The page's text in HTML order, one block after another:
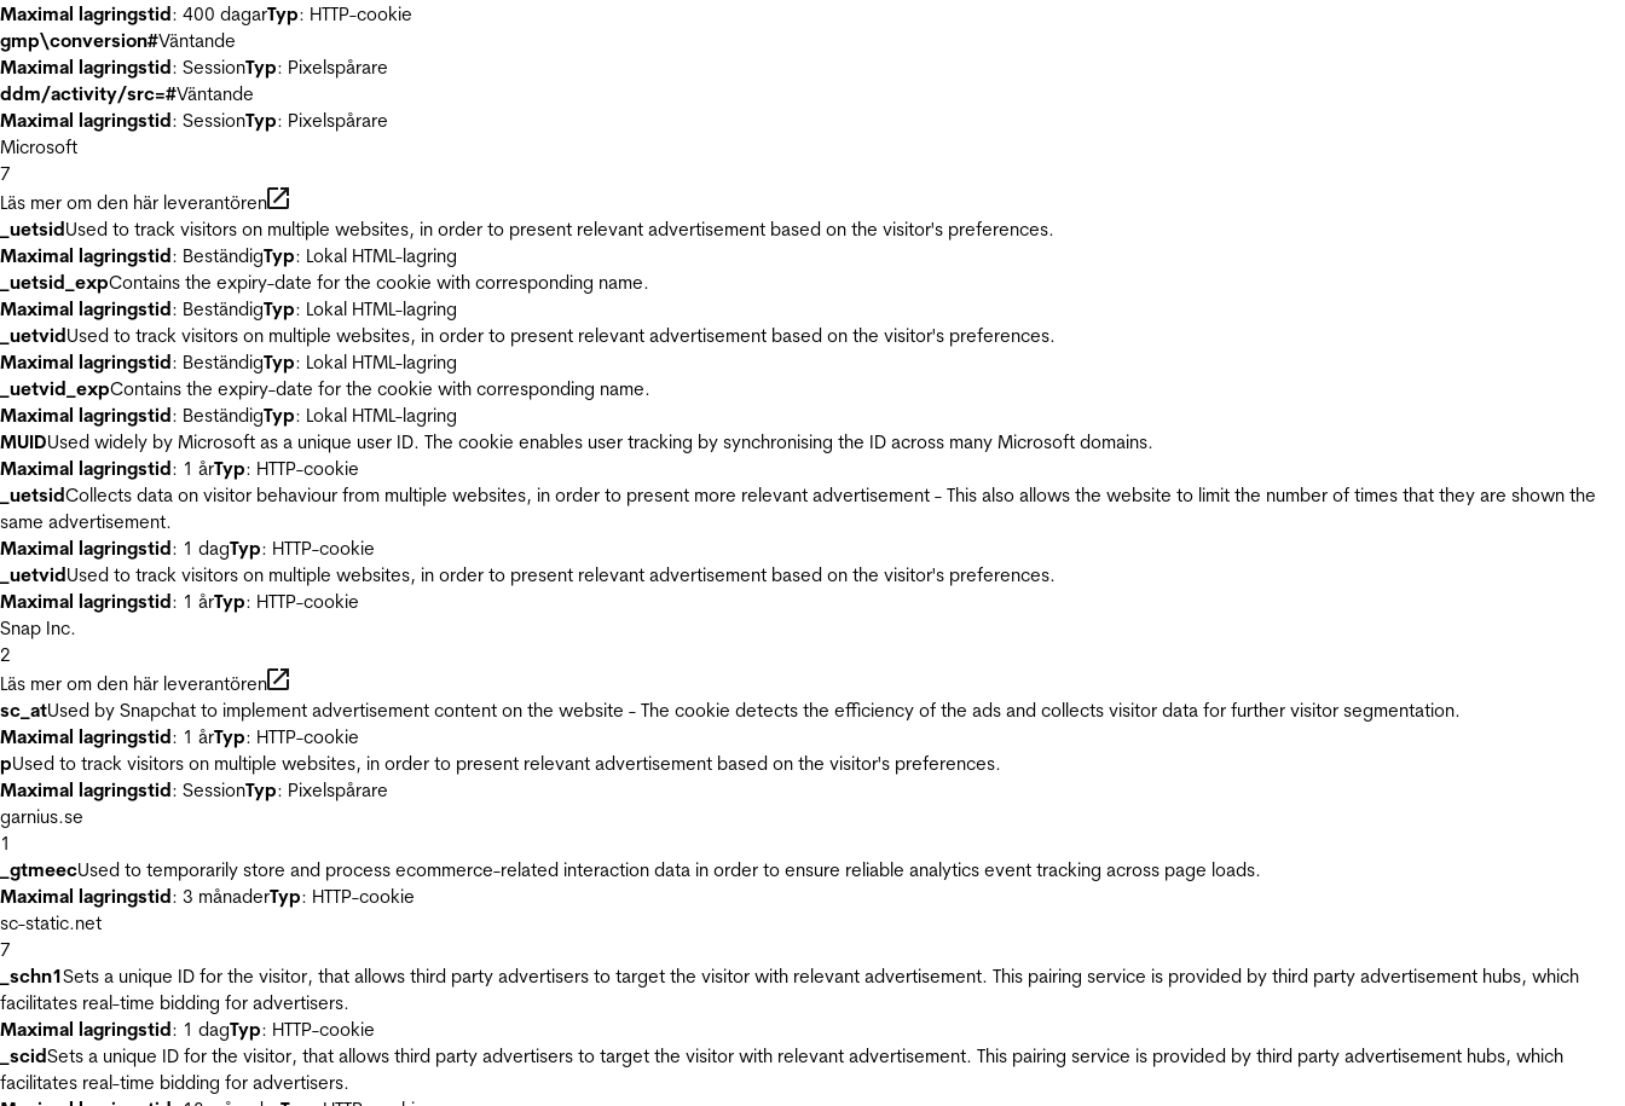
Maximal lagringstid: 400 dagarTyp: HTTP-cookie
gmp\conversion#Väntande
Maximal lagringstid: SessionTyp: Pixelspårare
ddm/activity/src=#Väntande
Maximal lagringstid: SessionTyp: Pixelspårare
Microsoft
7
Läs mer om den här leverantören
_uetsidUsed to track visitors on multiple websites, in order to present relevant advertisement based on the visitor's preferences.
Maximal lagringstid: BeständigTyp: Lokal HTML-lagring
_uetsid_expContains the expiry-date for the cookie with corresponding name.
Maximal lagringstid: BeständigTyp: Lokal HTML-lagring
_uetvidUsed to track visitors on multiple websites, in order to present relevant advertisement based on the visitor's preferences.
Maximal lagringstid: BeständigTyp: Lokal HTML-lagring
_uetvid_expContains the expiry-date for the cookie with corresponding name.
Maximal lagringstid: BeständigTyp: Lokal HTML-lagring
MUIDUsed widely by Microsoft as a unique user ID. The cookie enables user tracking by synchronising the ID across many Microsoft domains.
Maximal lagringstid: 1 årTyp: HTTP-cookie
_uetsidCollects data on visitor behaviour from multiple websites, in order to present more relevant advertisement - This also allows the website to limit the number of times that they are shown the
same advertisement.
Maximal lagringstid: 1 dagTyp: HTTP-cookie
_uetvidUsed to track visitors on multiple websites, in order to present relevant advertisement based on the visitor's preferences.
Maximal lagringstid: 1 årTyp: HTTP-cookie
Snap Inc.
2
Läs mer om den här leverantören
sc_atUsed by Snapchat to implement advertisement content on the website - The cookie detects the efficiency of the ads and collects visitor data for further visitor segmentation.
Maximal lagringstid: 1 årTyp: HTTP-cookie
pUsed to track visitors on multiple websites, in order to present relevant advertisement based on the visitor's preferences.
Maximal lagringstid: SessionTyp: Pixelspårare
garnius.se
1
_gtmeecUsed to temporarily store and process ecommerce-related interaction data in order to ensure reliable analytics event tracking across page loads.
Maximal lagringstid: 3 månaderTyp: HTTP-cookie
sc-static.net
7
_schn1Sets a unique ID for the visitor, that allows third party advertisers to target the visitor with relevant advertisement. This pairing service is provided by third party advertisement hubs, which
facilitates real-time bidding for advertisers.
Maximal lagringstid: 1 dagTyp: HTTP-cookie
_scidSets a unique ID for the visitor, that allows third party advertisers to target the visitor with relevant advertisement. This pairing service is provided by third party advertisement hubs, which
facilitates real-time bidding for advertisers.